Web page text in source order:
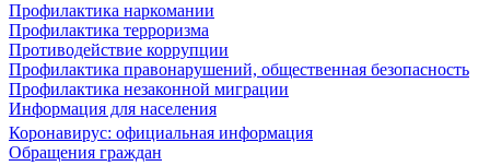
Профилактика наркомании
Профилактика терроризма
Противодействие коррупции
Профилактика правонарушений, общественная безопасность
Профилактика незаконной миграции
Информация для населения
Коронавирус: официальная информация
Обращения граждан